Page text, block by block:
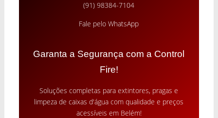
(91) 98384-7104
Fale pelo WhatsApp
Garanta a Segurança com a Control
Fire!
Soluções completas para extintores, pragas e
limpeza de caixas d'água com qualidade e preços
acessíveis em Belém!